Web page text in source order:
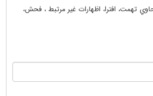
تهمت، افترا، اظهارات غير مرتبط ، فحش،